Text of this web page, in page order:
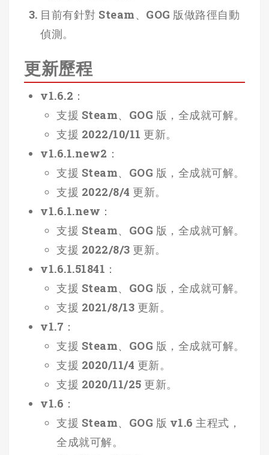
目前有針對 Steam、GOG 版做路徑自動
偵測。
更新歷程
v1.6.2：
支援 Steam、GOG 版，全成就可解。
支援 2022/10/11 更新。
v1.6.1.new2：
支援 Steam、GOG 版，全成就可解。
支援 2022/8/4 更新。
v1.6.1.new：
支援 Steam、GOG 版，全成就可解。
支援 2022/8/3 更新。
v1.6.1.51841：
支援 Steam、GOG 版，全成就可解。
支援 2021/8/13 更新。
v1.7：
支援 Steam、GOG 版，全成就可解。
支援 2020/11/4 更新。
支援 2020/11/25 更新。
v1.6：
支援 Steam、GOG 版 v1.6 主程式，
全成就可解。